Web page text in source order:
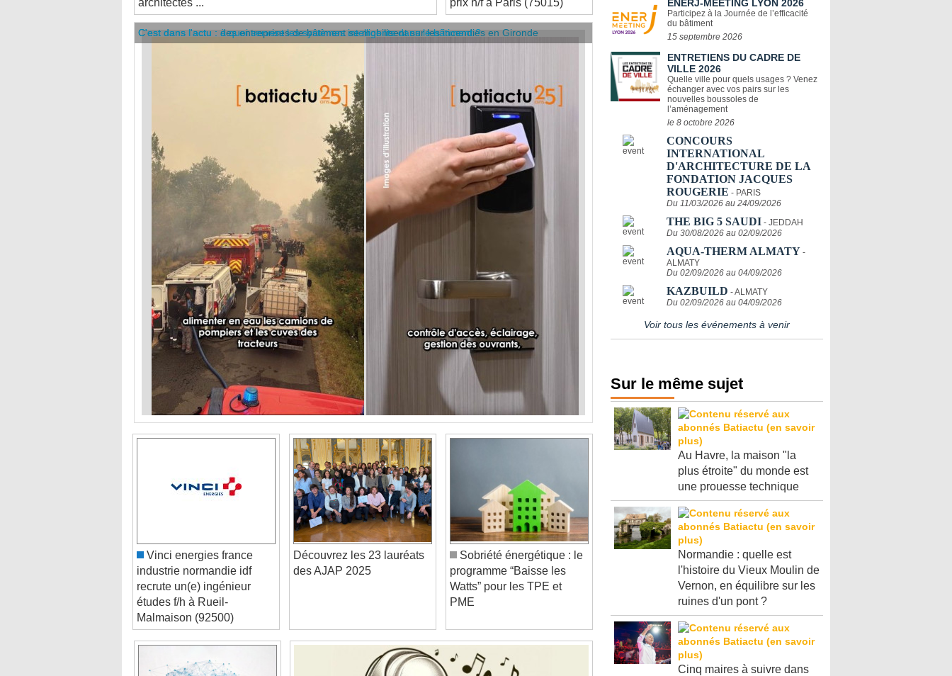
C'est dans l'actu : des entreprises de bâtiment se mobilisent sur les incendies en Gironde
C'est dans l'actu : à quoi servent les systèmes intelligents dans le bâtiment ?
industrie normandie idf
recrute un(e) ingénieur
études f/h à Rueil-
Malmaison (92500)
Découvrez les 23 lauréats
des AJAP 2025
Sobriété énergétique : le
programme “Baisse les
Watts” pour les TPE et
PME
ENERJ-MEETING LYON 2026
Participez à la Journée de l’efficacité
du bâtiment
15 septembre 2026
ENTRETIENS DU CADRE DE
VILLE 2026
Quelle ville pour quels usages ? Venez
échanger avec vos pairs sur les
nouvelles boussoles de
l’aménagement
le 8 octobre 2026
CONCOURS
INTERNATIONAL
D'ARCHITECTURE DE LA
FONDATION JACQUES
ROUGERIE - PARIS
Du 11/03/2026 au 24/09/2026
THE BIG 5 SAUDI - JEDDAH
Du 30/08/2026 au 02/09/2026
AQUA-THERM ALMATY -
ALMATY
Du 02/09/2026 au 04/09/2026
KAZBUILD - ALMATY
Du 02/09/2026 au 04/09/2026
Voir tous les événements à venir
Sur le même sujet
Au Havre, la maison "la
plus étroite" du monde est
une prouesse technique
Normandie : quelle est
l'histoire du Vieux Moulin de
Vernon, en équilibre sur les
ruines d'un pont ?
Cinq maires à suivre dans